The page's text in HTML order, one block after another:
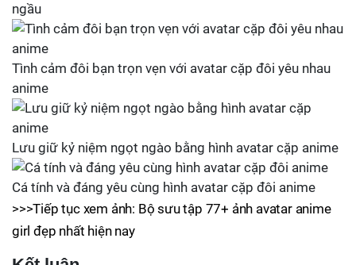
ngầu
Tình cảm đôi bạn trọn vẹn với avatar cặp đôi yêu nhau
anime
Lưu giữ kỷ niệm ngọt ngào bằng hình avatar cặp anime
Cá tính và đáng yêu cùng hình avatar cặp đôi anime
>>>Tiếp tục xem ảnh: Bộ sưu tập 77+ ảnh avatar anime
girl đẹp nhất hiện nay